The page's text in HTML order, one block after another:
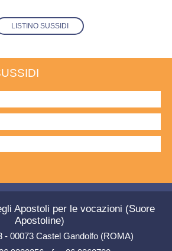
LISTINO SUSSIDI
Apostoli per le vocazioni (Suore
Apostoline)
- 00073 Castel Gandolfo (ROMA)